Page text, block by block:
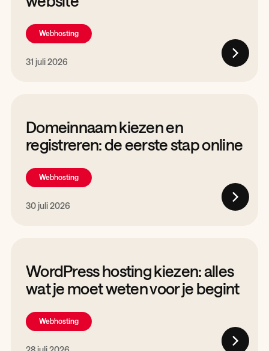
Webhosting
31 juli 2026
Domeinnaam kiezen en
registreren: de eerste stap online
Webhosting
30 juli 2026
WordPress hosting kiezen: alles
wat je moet weten voor je begint
Webhosting